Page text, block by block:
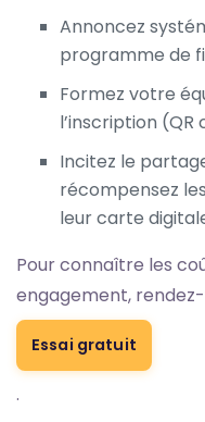
Annoncez
programme de
Formez votre
l’inscription
Incitez le
récompensez
leur carte
Pour connaître les
engagement,
Essai gratuit
.